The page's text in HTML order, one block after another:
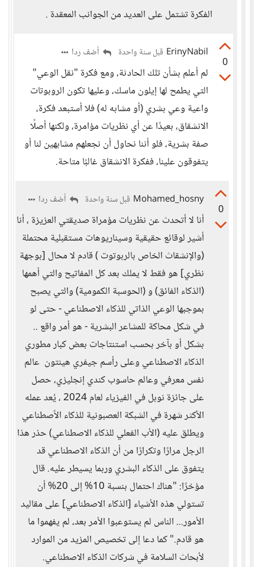
الفكرة تشتمل على العديد من الجوانب المعقدة .
0
ErinyNabil قبل سنة واحدة أضف ردا
لم أعلم بشأن تلك الحادثة، ومع فكرة "نقل الوعي"
التي يطمح لها إيلون ماسك، وعليها تكون الروبوتات
واعية وعي بشري (أو مشابه له) فلا أستبعد فكرة،
الانشقاق، بعيدًا عن أي نظريات مؤامرة، ولكنها أصلًا
صفة بشرية، فلو أننا نحاول أن نجعلهم مشابهين لنا أو
يتفوقون علينا، ففكرة الانشقاق غالبًا متاحة.
0
Mohamed_hosny قبل سنة واحدة أضف ردا
أنا لا أتحدث عن نظريات مؤمراة صديقتي العزيزة ، أنا
أشير لوقائع حقيقية وسيناريوهات مستقبلية محتملة
(والإنشقاث الخاص بالربوتوت ) قادم لا محال [بوجهة
نظري] هو فقط لا يملك بعد كل المفاتيح والتي أهمها
(الذكاء الفائق) و (الحوسبة الكمومية) والتي يصبح
بموجبها الوعي الذاتي للذكاء الاصطناعي - حتى لو
في شكل محاكة للمشاعر البشرية - هو أمر واقع ..
بشكل أو بآخر بحسب استنتاجات بعض كبار مطوري
الذكاء الاصطناعي وعلى رأسم جيفري هينتون ‏ عالم
نفس معرفي وعالم حاسوب كندي إنجليزي، حصل
على جائزة نوبل في الفيزياء لعام 2024 ، يُعد عمله
الأكثر شهرة في الشبكة العصبونية للذكاء الاًصطناعي
ويطلق عليه (الأب الفعلي للذكاء الاصطناعي) حذر هذا
الرجل مرارًا وتكرارًا من أن الذكاء الاصطناعي قد
يتفوق على الذكاء البشري وربما يسيطر عليه. قال
مؤخرًا: "هناك احتمال بنسبة 10% إلى 20% أن
تستولي هذه الأشياء [الذكاء الاصطناعي] على مقاليد
الأمور... الناس لم يستوعبوا الأمر بعد، لم يفهموا ما
هو قادم." كما دعا إلى تخصيص المزيد من الموارد
لأبحاث السلامة في شركات الذكاء الاصطناعي.